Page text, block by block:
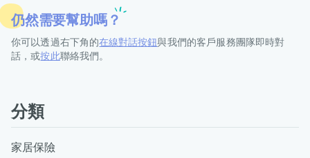
仍然需要幫助嗎？
你可以透過右下角的在線對話按鈕與我們的客戶服務團隊即時對
話，或按此聯絡我們。
分類
家居保險